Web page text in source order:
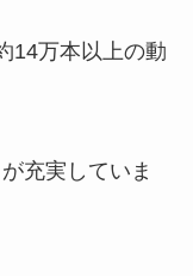
14万本以上の動
充実していま